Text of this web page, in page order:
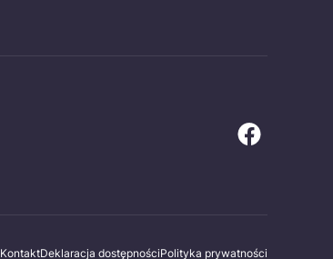
KontaktDeklaracja dostępnościPolityka prywatności